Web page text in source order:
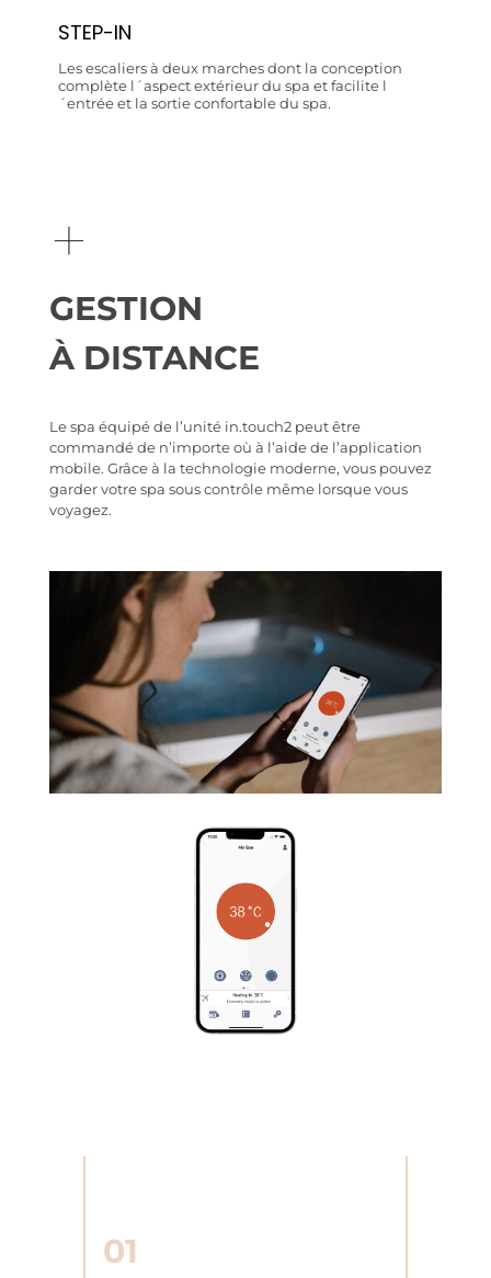
STEP-IN
Les escaliers à deux marches dont la conception
complète l´aspect extérieur du spa et facilite l
´entrée et la sortie confortable du spa.
+
GESTION
À DISTANCE
Le spa équipé de l’unité in.touch2 peut être
commandé de n’importe où à l’aide de l’application
mobile. Grâce à la technologie moderne, vous pouvez
garder votre spa sous contrôle même lorsque vous
voyagez.
01